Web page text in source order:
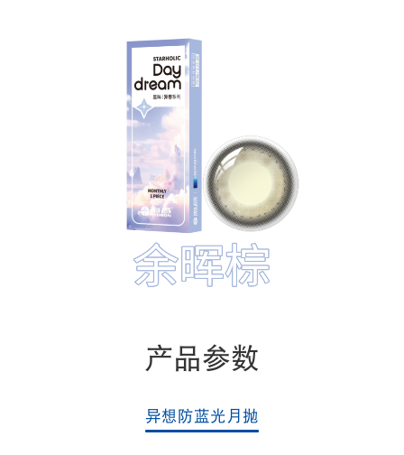
产品参数
异想防蓝光月抛